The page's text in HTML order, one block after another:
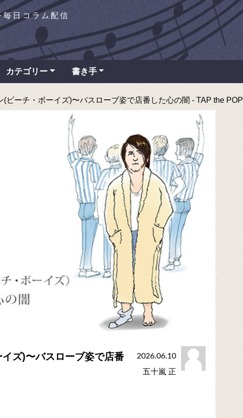
毎日コラム配信
カテゴリー 書き手
(ビーチ・ボーイズ)〜バスローブ姿で店番した心の闇 - TAP the POP
ズ)〜バスローブ姿で店番
2026.06.10
五十嵐 正